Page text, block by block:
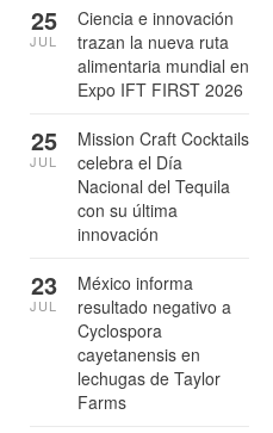
Ciencia e innovación
trazan la nueva ruta
alimentaria mundial en
Expo IFT FIRST 2026
25
JUL
Mission Craft Cocktails
celebra el Día
Nacional del Tequila
con su última
innovación
25
JUL
México informa
resultado negativo a
Cyclospora
cayetanensis en
lechugas de Taylor
Farms
23
JUL